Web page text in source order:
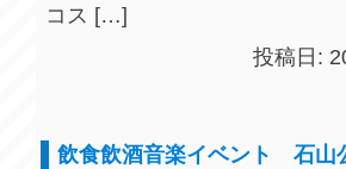
コス […]
投稿日:
飲食飲酒音楽イベント 石山